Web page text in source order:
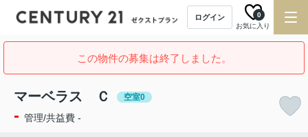
ログイン
お気に入り
0
この物件の募集は終了しました。
マーベラス Ｃ 空室0
- 管理/共益費 -